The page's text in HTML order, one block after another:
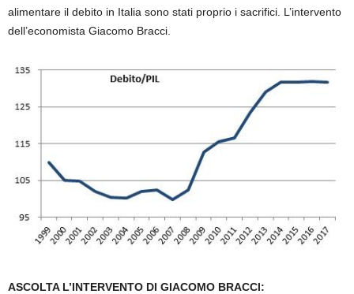
alimentare il debito in Italia sono stati proprio i sacrifici. L’intervento
dell’economista Giacomo Bracci.
ASCOLTA L’INTERVENTO DI GIACOMO BRACCI: